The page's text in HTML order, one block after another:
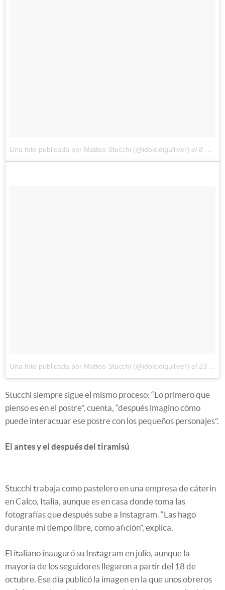
Una foto publicada por Matteo Stucchi (@idolcidigulliver) el 8 de Ago de 2016 a la(s) 10:11 PDT
Una foto publicada por Matteo Stucchi (@idolcidigulliver) el 23 de Jul de 2016 a la(s) 4:42 PDT
Stucchi siempre sigue el mismo proceso: “Lo primero que
pienso es en el postre”, cuenta, “después imagino cómo
puede interactuar ese postre con los pequeños personajes”.
El antes y el después del tiramisú
Stucchi trabaja como pastelero en una empresa de cáterin
en Calco, Italia, aunque es en casa donde toma las
fotografías que después sube a Instagram. “Las hago
durante mi tiempo libre, como afición”, explica.
El italiano inauguró su Instagram en julio, aunque la
mayoría de los seguidores llegaron a partir del 18 de
octubre. Ese día publicó la imagen en la que unos obreros